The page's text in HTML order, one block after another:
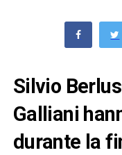
Silvio
Galliani
durante la